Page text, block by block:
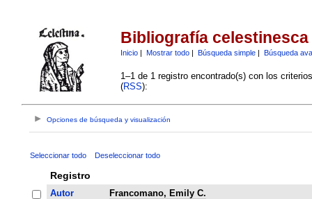
Bibliografía celestinesca
Inicio| Mostrar todo| Búsqueda simple| Búsqueda
1–1 de 1 registro encontrado(s) con los
(RSS):
Opciones de búsqueda y visualización
Seleccionar todo Deseleccionar todo
Registro
Autor
Francomano, Emily C.